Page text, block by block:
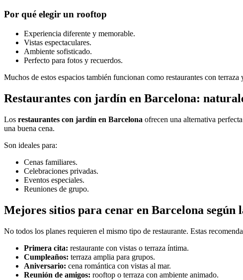
Por qué elegir un rooftop
Experiencia diferente y memorable.
Vistas espectaculares.
Ambiente sofisticado.
Perfecto para fotos y recuerdos.
Muchos de estos espacios también funcionan como restaurantes con
Restaurantes con jardín en Barcelona:
Los restaurantes con jardín en Barcelona ofrecen una alternativa
una buena cena.
Son ideales para:
Cenas familiares.
Celebraciones privadas.
Eventos especiales.
Reuniones de grupo.
Mejores sitios para cenar en Barcelona según
No todos los planes requieren el mismo tipo de restaurante. Estas
Primera cita: restaurante con vistas o terraza íntima.
Cumpleaños: terraza amplia para grupos.
Aniversario: cena romántica con vistas al mar.
Reunión de amigos: rooftop o terraza con ambiente animado.